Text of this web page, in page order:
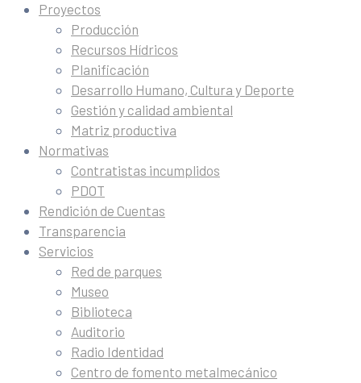
Proyectos
Producción
Recursos Hídricos
Planificación
Desarrollo Humano, Cultura y Deporte
Gestión y calidad ambiental
Matriz productiva
Normativas
Contratistas incumplidos
PDOT
Rendición de Cuentas
Transparencia
Servicios
Red de parques
Museo
Biblioteca
Auditorio
Radio Identidad
Centro de fomento metalmecánico